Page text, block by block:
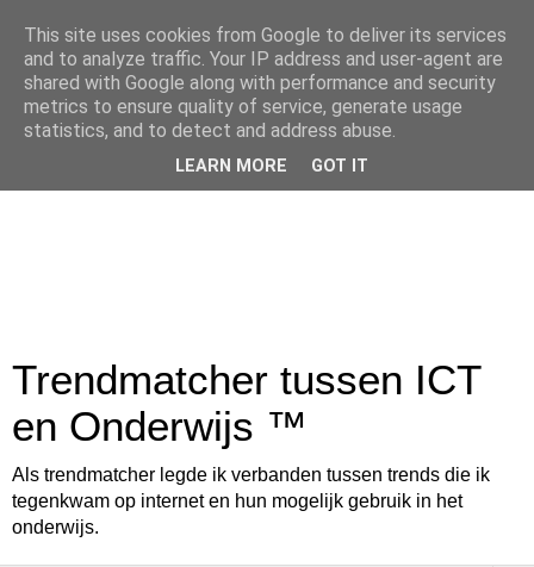
Trendmatcher tussen ICT
en Onderwijs ™
Als trendmatcher legde ik verbanden tussen trends die ik
tegenkwam op internet en hun mogelijk gebruik in het
onderwijs.
This site uses cookies from Google to deliver its services
and to analyze traffic. Your IP address and user-agent are
shared with Google along with performance and security
metrics to ensure quality of service, generate usage
statistics, and to detect and address abuse.
LEARN MORE GOT IT